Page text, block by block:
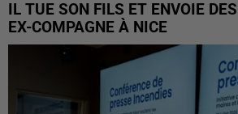
IL TUE SON FILS ET ENVOIE
EX-COMPAGNE À NICE